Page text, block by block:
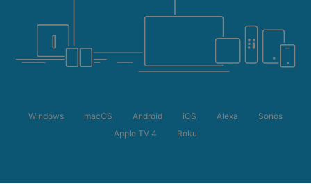
Windows macOS Android iOS Alexa
Sonos
Apple TV 4
Roku